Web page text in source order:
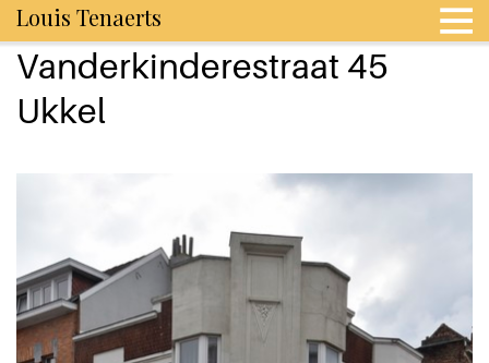
Louis Tenaerts
Vanderkinderestraat 45
Ukkel